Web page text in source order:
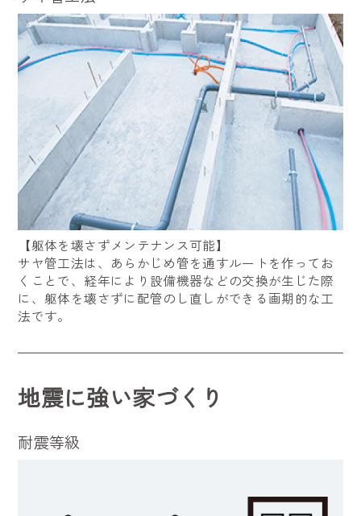
【躯体を壊さずメンテナンス可能】
サヤ管工法は、あらかじめ管を通すルートを作ってお
くことで、経年により設備機器などの交換が生じた際
に、躯体を壊さずに配管のし直しができる画期的な工
法です。
地震に強い家づくり
耐震等級